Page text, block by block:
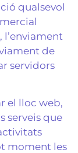
qualsevol
de
servidors
el lloc web,
serveis que
moment les